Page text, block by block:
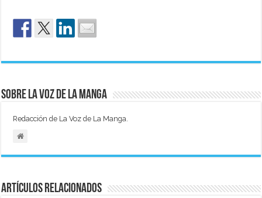
Sobre La Voz de La Manga
Redacción de La Voz de La Manga.
Artículos relacionados